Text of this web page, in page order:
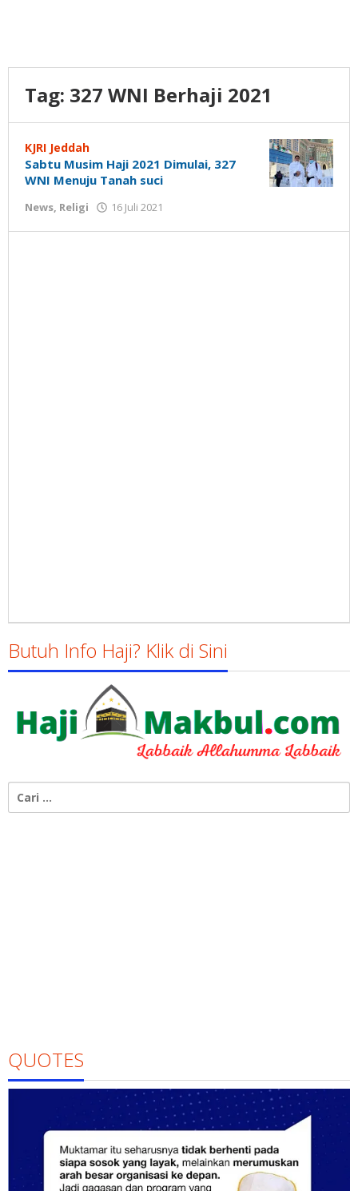
Tag: 327 WNI Berhaji 2021
KJRI Jeddah
Sabtu Musim Haji 2021 Dimulai, 327
WNI Menuju Tanah suci
News, Religi 16 Juli 2021
Susanto
Butuh Info Haji? Klik di Sini
untuk:
QUOTES